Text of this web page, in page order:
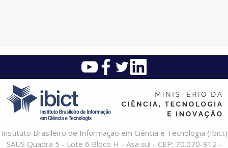
Instituto Brasileiro de Informação em Ciência e Tecnologia (Ibict)
SAUS Quadra 5 - Lote 6 Bloco H - Asa sul - CEP: 70.070-912 -